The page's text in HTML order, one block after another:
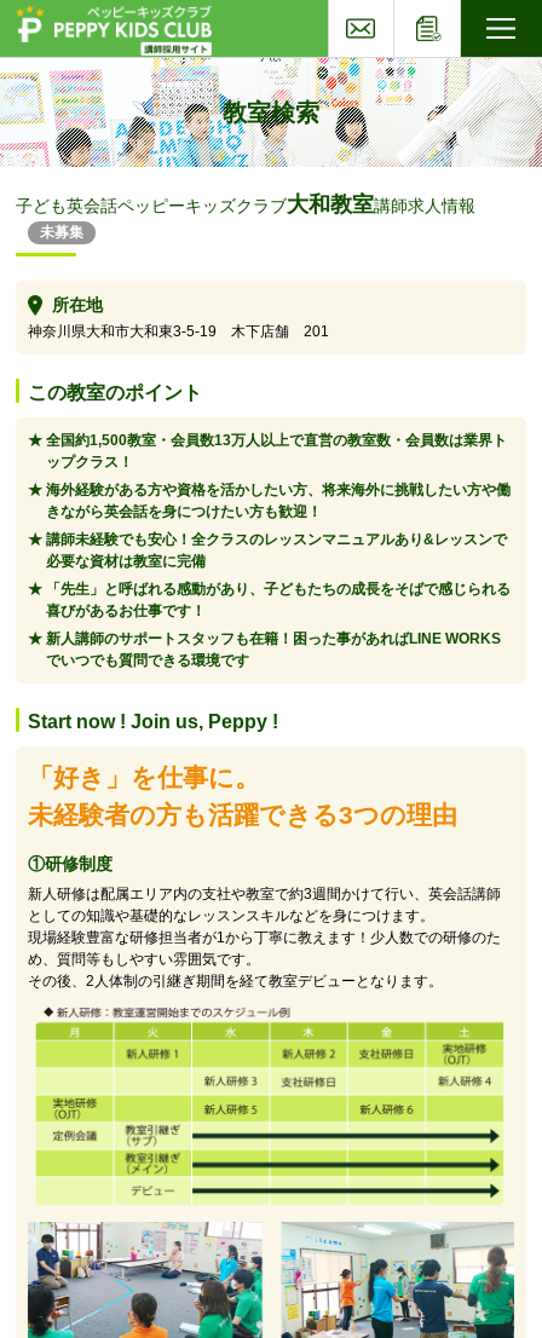
教室検索
子ども英会話ペッピーキッズクラブ大和教室講師求人情報
未募集
所在地
神奈川県大和市大和東3-5-19 木下店舗 201
この教室のポイント
全国約1,500教室・会員数13万人以上で直営の教室数・会員数は業界ト
ップクラス！
海外経験がある方や資格を活かしたい方、将来海外に挑戦したい方や働
きながら英会話を身につけたい方も歓迎！
講師未経験でも安心！全クラスのレッスンマニュアルあり&レッスンで
必要な資材は教室に完備
「先生」と呼ばれる感動があり、子どもたちの成長をそばで感じられる
喜びがあるお仕事です！
新人講師のサポートスタッフも在籍！困った事があればLINE WORKS
でいつでも質問できる環境です
Start now ! Join us, Peppy !
「好き」を仕事に。
未経験者の方も活躍できる3つの理由
①研修制度
新人研修は配属エリア内の支社や教室で約3週間かけて行い、英会話講師
としての知識や基礎的なレッスンスキルなどを身につけます。
現場経験豊富な研修担当者が1から丁寧に教えます！少人数での研修のた
め、質問等もしやすい雰囲気です。
その後、2人体制の引継ぎ期間を経て教室デビューとなります。